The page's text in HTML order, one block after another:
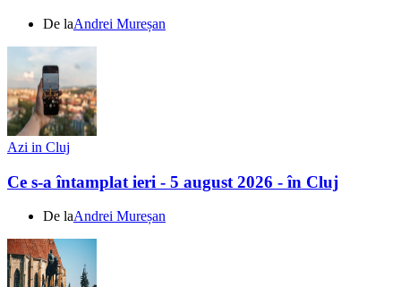
De laAndrei Mureșan
Azi in Cluj
Ce s-a întamplat ieri - 5 august 2026 - în Cluj
De laAndrei Mureșan